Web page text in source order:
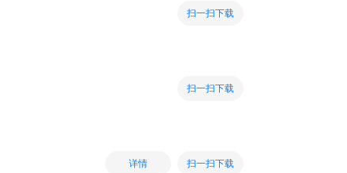
扫一扫下载
扫一扫下载
详情 扫一扫下载